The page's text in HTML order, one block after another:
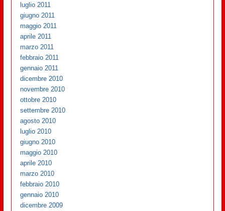
luglio 2011
giugno 2011
maggio 2011
aprile 2011
marzo 2011
febbraio 2011
gennaio 2011
dicembre 2010
novembre 2010
ottobre 2010
settembre 2010
agosto 2010
luglio 2010
giugno 2010
maggio 2010
aprile 2010
marzo 2010
febbraio 2010
gennaio 2010
dicembre 2009